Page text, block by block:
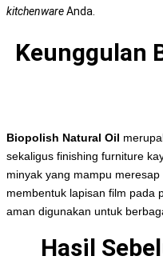
kitchenwareAnda.
Keunggulan
Biopolish Natural Oil
sekaligus finishing furniture
minyak yang mampu
membentuk lapisan film pada
aman digunakan untuk
Hasil